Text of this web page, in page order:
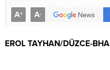
A+ A-
EROL TAYHAN/DÜZCE-BHA